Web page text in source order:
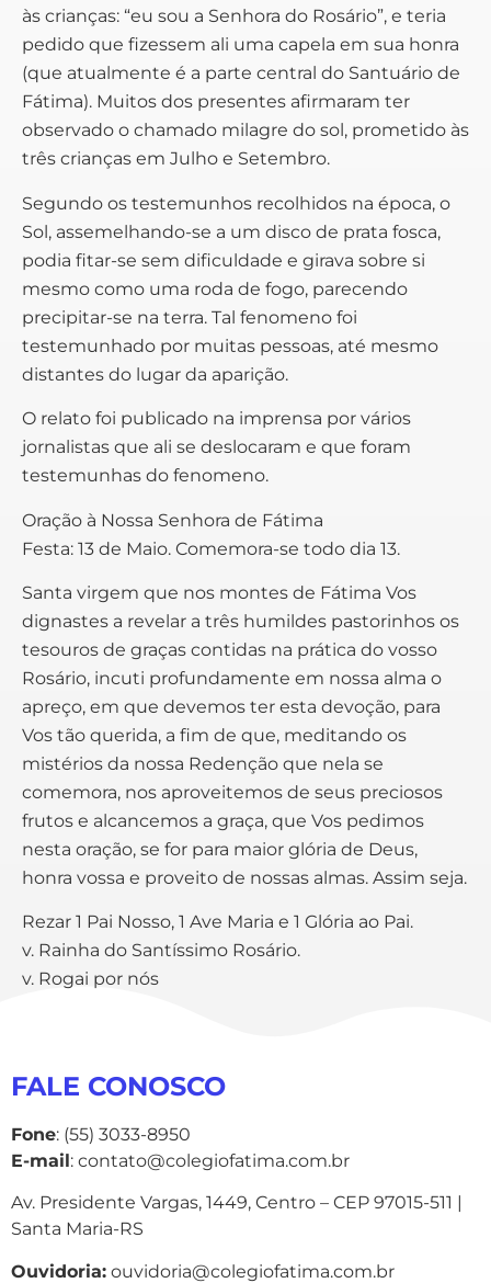
às crianças: “eu sou a Senhora do Rosário”, e teria
pedido que fizessem ali uma capela em sua honra
(que atualmente é a parte central do Santuário de
Fátima). Muitos dos presentes afirmaram ter
observado o chamado milagre do sol, prometido às
três crianças em Julho e Setembro.
Segundo os testemunhos recolhidos na época, o
Sol, assemelhando-se a um disco de prata fosca,
podia fitar-se sem dificuldade e girava sobre si
mesmo como uma roda de fogo, parecendo
precipitar-se na terra. Tal fenomeno foi
testemunhado por muitas pessoas, até mesmo
distantes do lugar da aparição.
O relato foi publicado na imprensa por vários
jornalistas que ali se deslocaram e que foram
testemunhas do fenomeno.
Oração à Nossa Senhora de Fátima
Festa: 13 de Maio. Comemora-se todo dia 13.
Santa virgem que nos montes de Fátima Vos
dignastes a revelar a três humildes pastorinhos os
tesouros de graças contidas na prática do vosso
Rosário, incuti profundamente em nossa alma o
apreço, em que devemos ter esta devoção, para
Vos tão querida, a fim de que, meditando os
mistérios da nossa Redenção que nela se
comemora, nos aproveitemos de seus preciosos
frutos e alcancemos a graça, que Vos pedimos
nesta oração, se for para maior glória de Deus,
honra vossa e proveito de nossas almas. Assim seja.
Rezar 1 Pai Nosso, 1 Ave Maria e 1 Glória ao Pai.
v. Rainha do Santíssimo Rosário.
v. Rogai por nós
FALE CONOSCO
Fone: (55) 3033-8950
E-mail: contato@colegiofatima.com.br
Av. Presidente Vargas, 1449, Centro – CEP 97015-511 |
Santa Maria-RS
Ouvidoria: ouvidoria@colegiofatima.com.br